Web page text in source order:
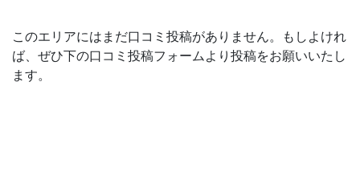
このエリアにはまだ口コミ投稿がありません。もしよけれ
ば、ぜひ下の口コミ投稿フォームより投稿をお願いいたし
ます。